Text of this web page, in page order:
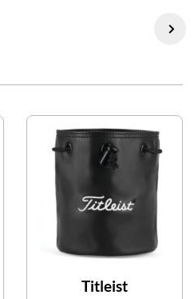
Titleist